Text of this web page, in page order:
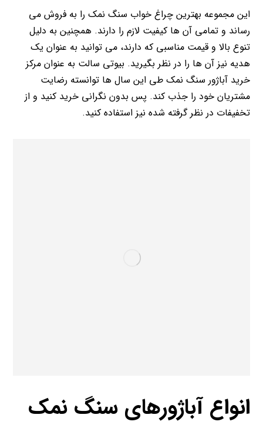
این مجموعه بهترین چراغ خواب سنگ نمک را به فروش می
رساند و تمامی آن ها کیفیت لازم را دارند. همچنین به دلیل
تنوع بالا و قیمت مناسبی که دارند، می توانید به عنوان یک
هدیه نیز آن ها را در نظر بگیرید. بیوتی سالت به عنوان مرکز
خرید آباژور سنگ نمک طی این سال ها توانسته رضایت
مشتریان خود را جذب کند. پس بدون نگرانی خرید کنید و از
تخفیفات در نظر گرفته شده نیز استفاده کنید.
انواع آباژورهای سنگ نمک